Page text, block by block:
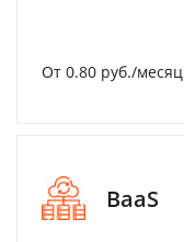
От 0.80 руб./месяц
BaaS